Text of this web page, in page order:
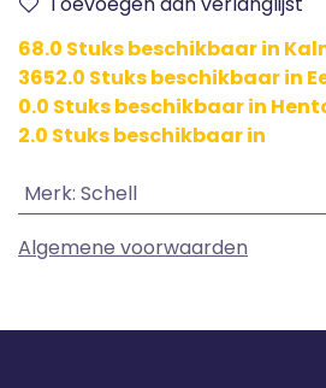
68.0 Stuks beschikbaar in
3652.0 Stuks beschikbaar in
0.0 Stuks beschikbaar in
2.0 Stuks beschikbaar in
Merk: Schell
Algemene voorwaarden